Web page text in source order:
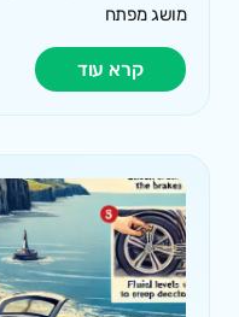
מושג מפתח
קרא עוד